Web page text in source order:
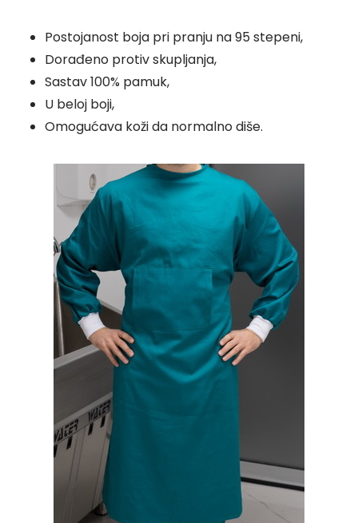
Postojanost boja pri pranju na 95 stepeni,
Dorađeno protiv skupljanja,
Sastav 100% pamuk,
U beloj boji,
Omogućava koži da normalno diše.